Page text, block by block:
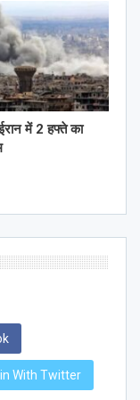
में 2 हफ्ते का
With Twitter